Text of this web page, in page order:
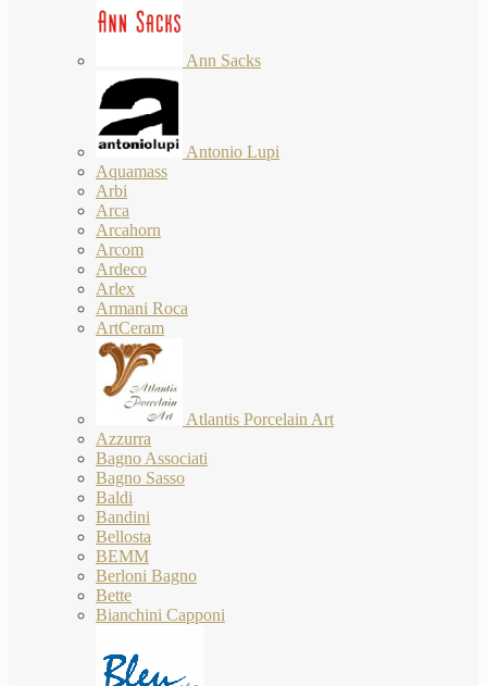
Ann Sacks
Antonio Lupi
Aquamass
Arbi
Arca
Arcahorn
Arcom
Ardeco
Arlex
Armani Roca
ArtCeram
Atlantis Porcelain Art
Azzurra
Bagno Associati
Bagno Sasso
Baldi
Bandini
Bellosta
BEMM
Berloni Bagno
Bette
Bianchini Capponi